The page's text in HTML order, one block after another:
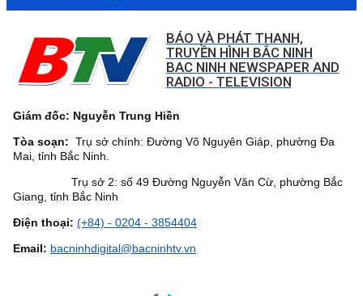
BÁO VÀ PHÁT THANH,
TRUYỀN HÌNH BẮC NINH
BAC NINH NEWSPAPER AND
RADIO - TELEVISION
Giám đốc: Nguyễn Trung Hiền
Tòa soạn: Trụ sở chính: Đường Võ Nguyên Giáp, phường Đa
Mai, tỉnh Bắc Ninh.
Trụ sở 2: số 49 Đường Nguyễn Văn Cừ, phường Bắc
Giang, tỉnh Bắc Ninh
Điện thoại: (+84) - 0204 - 3854404
Email: bacninhdigital@bacninhtv.vn